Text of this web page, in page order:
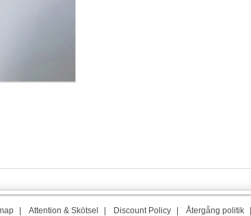
Attention & Skötsel Discount Policy Återgång politik